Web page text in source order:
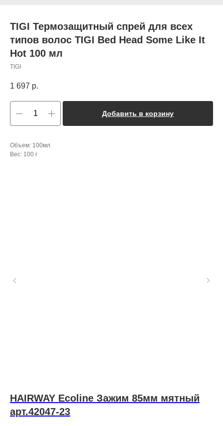
TIGI Термозащитный спрей для всех
типов волос TIGI Bed Head Some Like It
Hot 100 мл
TIGI
1 697 р.
Добавить в корзину
Объем: 100мл
Вес: 100 г
HAIRWAY Ecoline Зажим 85мм мятный
арт.42047-23